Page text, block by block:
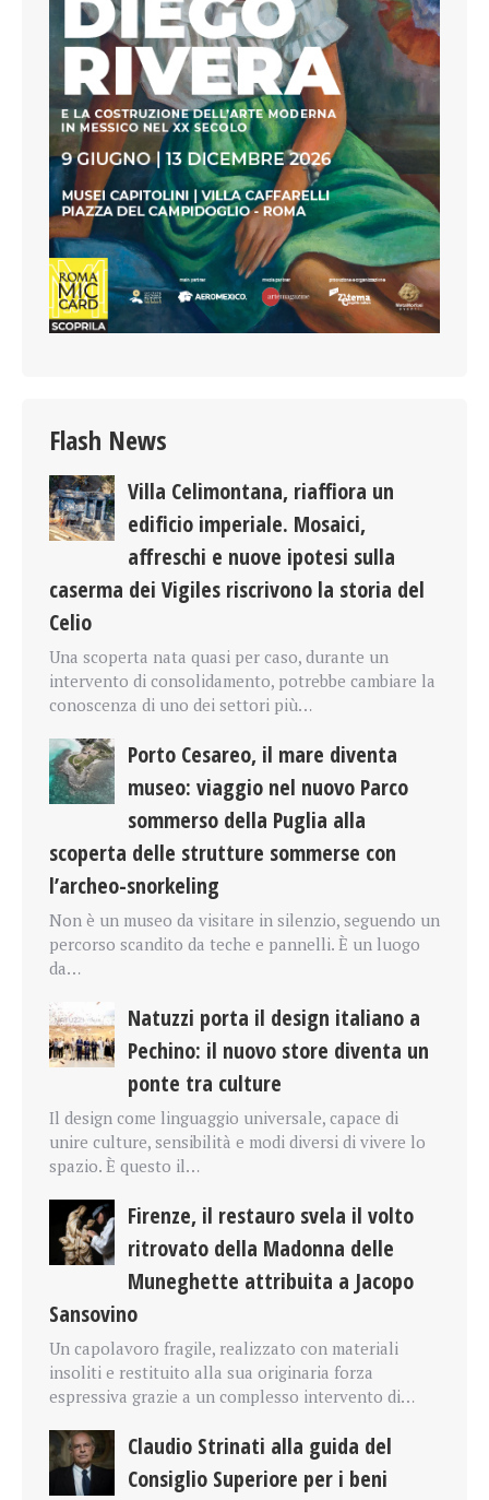
Flash News
Villa Celimontana, riaffiora un
edificio imperiale. Mosaici,
affreschi e nuove ipotesi sulla
caserma dei Vigiles riscrivono la storia del
Celio
Una scoperta nata quasi per caso, durante un
intervento di consolidamento, potrebbe cambiare la
conoscenza di uno dei settori più…
Porto Cesareo, il mare diventa
museo: viaggio nel nuovo Parco
sommerso della Puglia alla
scoperta delle strutture sommerse con
l’archeo-snorkeling
Non è un museo da visitare in silenzio, seguendo un
percorso scandito da teche e pannelli. È un luogo
da…
Natuzzi porta il design italiano a
Pechino: il nuovo store diventa un
ponte tra culture
Il design come linguaggio universale, capace di
unire culture, sensibilità e modi diversi di vivere lo
spazio. È questo il…
Firenze, il restauro svela il volto
ritrovato della Madonna delle
Muneghette attribuita a Jacopo
Sansovino
Un capolavoro fragile, realizzato con materiali
insoliti e restituito alla sua originaria forza
espressiva grazie a un complesso intervento di…
Claudio Strinati alla guida del
Consiglio Superiore per i beni